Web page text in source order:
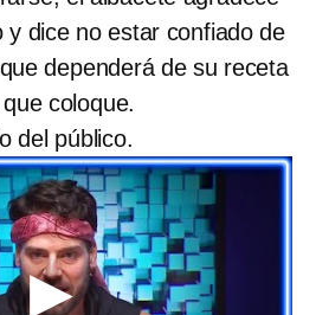
y dice no estar confiado de
dependerá de su receta
coloque.
del público.